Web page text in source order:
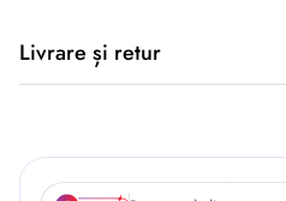
Livrare și retur
🚚 Politica